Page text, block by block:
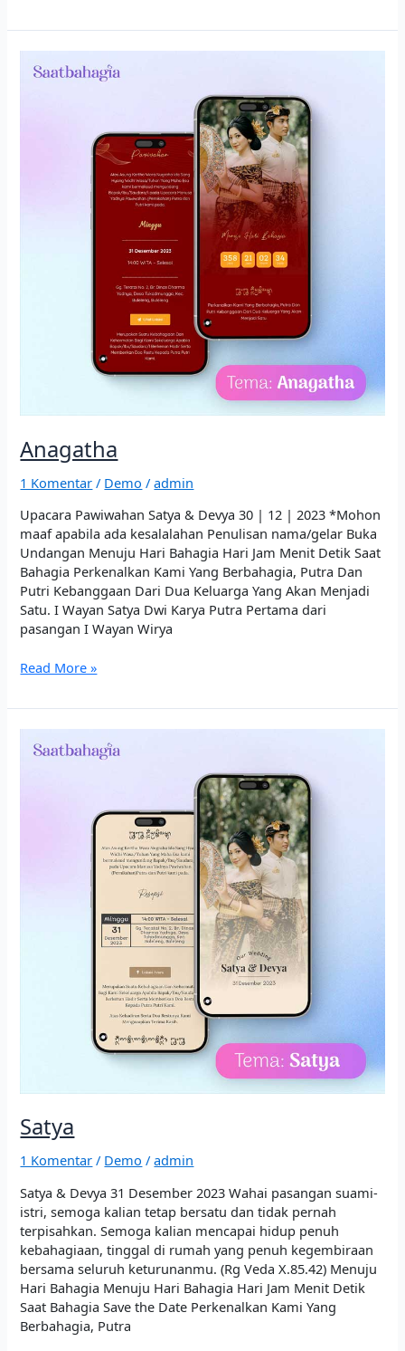
Anagatha
1 Komentar / Demo /admin
Upacara Pawiwahan Satya & Devya 30 | 12 | 2023 *Mohon
maaf apabila ada kesalalahan Penulisan nama/gelar Buka
Undangan Menuju Hari Bahagia Hari Jam Menit Detik Saat
Bahagia Perkenalkan Kami Yang Berbahagia, Putra Dan
Putri Kebanggaan Dari Dua Keluarga Yang Akan Menjadi
Satu. I Wayan Satya Dwi Karya Putra Pertama dari
pasangan I Wayan Wirya
Read More »
Satya
1 Komentar / Demo /admin
Satya & Devya 31 Desember 2023 Wahai pasangan suami-
istri, semoga kalian tetap bersatu dan tidak pernah
terpisahkan. Semoga kalian mencapai hidup penuh
kebahagiaan, tinggal di rumah yang penuh kegembiraan
bersama seluruh keturunanmu. (Rg Veda X.85.42) Menuju
Hari Bahagia Menuju Hari Bahagia Hari Jam Menit Detik
Saat Bahagia Save the Date Perkenalkan Kami Yang
Berbahagia, Putra